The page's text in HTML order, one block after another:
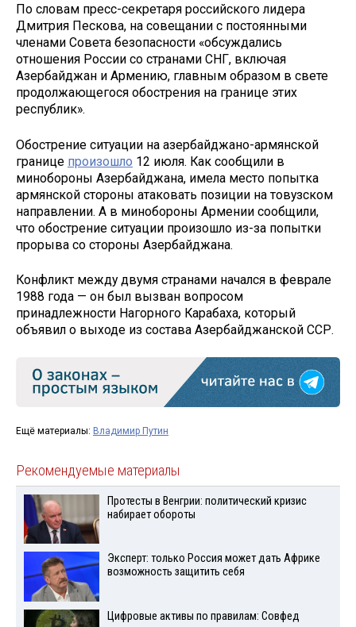
По словам пресс-секретаря российского лидера
Дмитрия Пескова, на совещании с постоянными
членами Совета безопасности «обсуждались
отношения России со странами СНГ, включая
Азербайджан и Армению, главным образом в свете
продолжающегося обострения на границе этих
республик».
Обострение ситуации на азербайджано-армянской
границе произошло 12 июля. Как сообщили в
минобороны Азербайджана, имела место попытка
армянской стороны атаковать позиции на товузском
направлении. А в минобороны Армении сообщили,
что обострение ситуации произошло из-за попытки
прорыва со стороны Азербайджана.
Конфликт между двумя странами начался в феврале
1988 года — он был вызван вопросом
принадлежности Нагорного Карабаха, который
объявил о выходе из состава Азербайджанской ССР.
Ещё материалы: Владимир Путин
Рекомендуемые материалы
Протесты в Венгрии: политический кризис
набирает обороты
Эксперт: только Россия может дать Африке
возможность защитить себя
Цифровые активы по правилам: Совфед